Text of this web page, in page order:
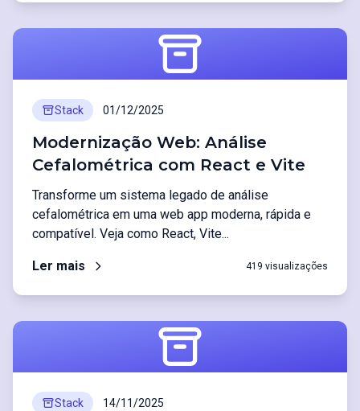
Stack 01/12/2025
Modernização Web: Análise
Cefalométrica com React e Vite
Transforme um sistema legado de análise
cefalométrica em uma web app moderna, rápida e
compatível. Veja como React, Vite...
Ler mais 419 visualizações
Stack 14/11/2025